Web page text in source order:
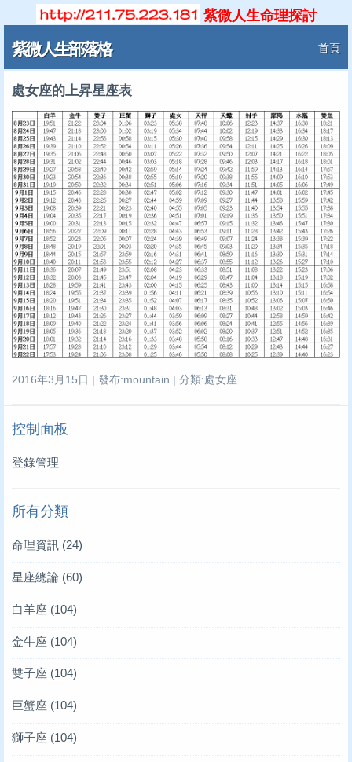
紫微人生命理探討
紫微人生部落格 首頁
處女座的上昇星座表
2016年3月15日 | 發布:mountain | 分類:處女座
控制面板
登錄管理
所有分類
命理資訊 (24)
星座總論 (60)
白羊座 (104)
金牛座 (104)
雙子座 (104)
巨蟹座 (104)
獅子座 (104)